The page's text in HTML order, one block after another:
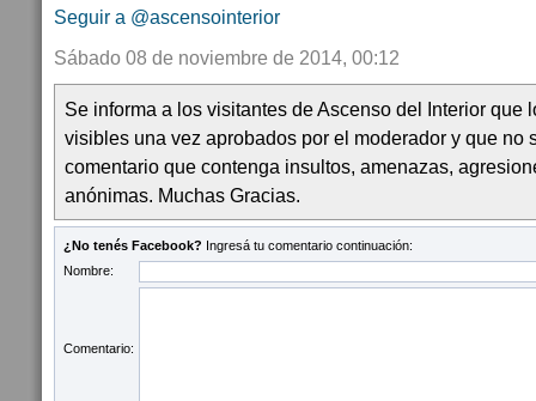
Seguir a @ascensointerior
Sábado 08 de noviembre de 2014, 00:12
Se informa a los visitantes de Ascenso del Interior que
visibles una vez aprobados por el moderador y que no
comentario que contenga insultos, amenazas,
anónimas. Muchas Gracias.
¿No tenés Facebook? Ingresá tu comentario continuación:
Nombre:
Comentario: